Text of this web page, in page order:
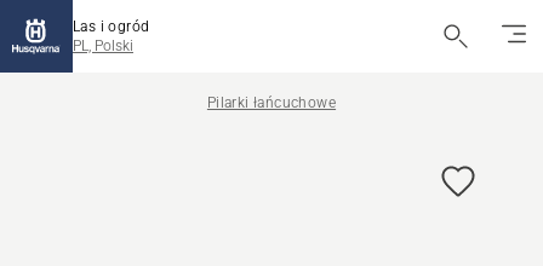
Las i ogród
PL, Polski
Pilarki łańcuchowe